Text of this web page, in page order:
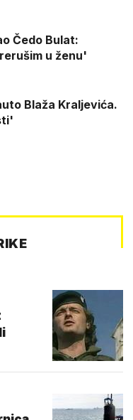
Čedo Bulat:
u ženu'
Blaža Kraljevića.